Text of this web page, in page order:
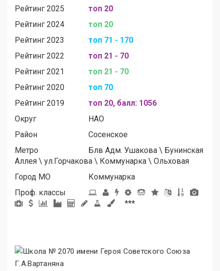
Рейтинг 2025
топ 20
Рейтинг 2024
топ 20
Рейтинг 2023
топ 71 - 170
Рейтинг 2022
топ 21 - 70
Рейтинг 2021
топ 21 - 70
Рейтинг 2020
топ 70
Рейтинг 2019
топ 20, балл: 1056
Округ
НАО
Район
Сосенское
Метро
Блв Адм. Ушакова \ Бунинская
Аллея \ ул.Горчакова \ Коммунарка \ Ольховая
Город МО
Коммунарка
Проф. классы
***